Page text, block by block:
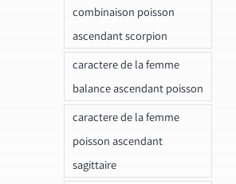
combinaison poisson
ascendant scorpion
caractere de la femme
balance ascendant poisson
caractere de la femme
poisson ascendant
sagittaire